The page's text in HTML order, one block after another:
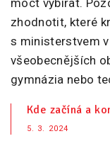
moct vybírat.
zhodnotit, které
s ministerstvem
všeobecnějších
gymnázia nebo
Kde začíná a
5. 3. 2024